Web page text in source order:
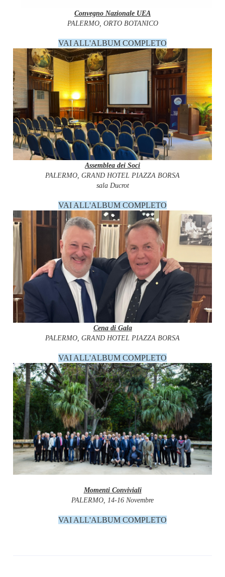
Convegno Nazionale UEA
PALERMO, ORTO BOTANICO
VAI ALL'ALBUM COMPLETO
Assemblea dei Soci
PALERMO, GRAND HOTEL PIAZZA BORSA
sala Ducrot
VAI ALL'ALBUM COMPLETO
Cena di Gala
PALERMO, GRAND HOTEL PIAZZA BORSA
VAI ALL'ALBUM COMPLETO
Momenti Conviviali
PALERMO, 14-16 Novembre
VAI ALL'ALBUM COMPLETO